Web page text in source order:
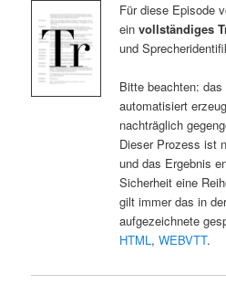
Für diese Episode
ein vollständiges
und
Bitte beachten:
automatisiert
nachträglich
Dieser Prozess ist
und das Ergebnis
Sicherheit eine
gilt immer das in
aufgezeichnete
HTML, WEBVTT.